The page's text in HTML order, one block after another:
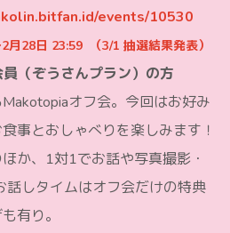
events/10530
月28日 23:59 （3/1 抽選結果発表）
（ぞうさんプラン）の方
オフ会。今回はお好み
事とおしゃべりを楽しみます！
か、1対1でお話や写真撮影・
しタイムはオフ会だけの特典
有り。